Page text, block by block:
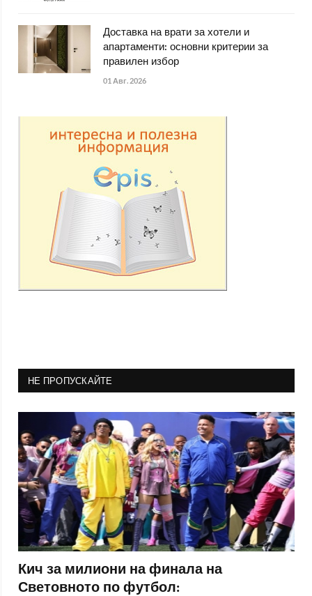
Доставка на врати за хотели и
апартаменти: основни критерии за
правилен избор
01 Авг. 2026
НЕ ПРОПУСКАЙТЕ
Кич за милиони на финала на
Световното по футбол: